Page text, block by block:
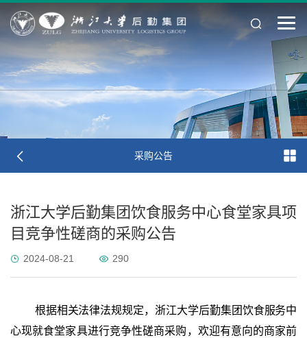
采购公告
浙江大学后勤集团饮食服务中心食堂家具项
目竞争性磋商的采购公告
2024-08-21 290
根据相关法律法规规定，浙江大学后勤集团饮食服务中
心现就食堂家具进行竞争性磋商采购，欢迎有意向的商家前